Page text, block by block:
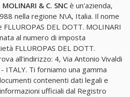
& C. SNC è un'azienda,
nella regione N\A, Italia. Il nome
DEL DOTT. MOLINARI
al numero di imposta
FLLUROPAS DEL DOTT.
all'indirizzo: 4, Via Antonio Vivaldi
ITALY. Ti forniamo una gamma
contenenti dati legali e
ufficiali dal Registro